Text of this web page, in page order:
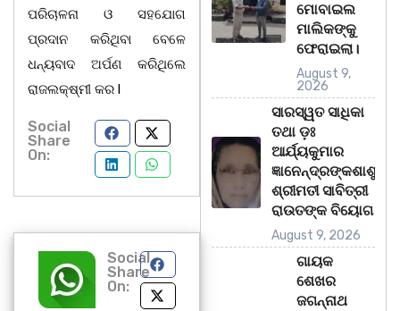
ପରିଚାଳନା ଓ ସହଯୋଗ
ପ୍ରଦାନ କରିଥିବା ବେଳେ
ଧନ୍ୟବାଦ ଅର୍ପଣ କରିଥିଲେ
ରାଜଲକ୍ଷ୍ମୀ କର l
Social
Share
On:
Social
Share
On:
ମୋବାଇଲ
ମାଲିକଙ୍କୁ
ଫେରାଇଲା।
August 9,
2026
ସାରସ୍ୱତ ସାଧିକା
ତଥା ଡ଼ଃ
ଆର୍ଯ୍ୟକୁମାର
ଜ୍ଞାନେନ୍ଦ୍ରଙ୍କଶାଶୁ
ଶ୍ରୀମତୀ ସାବିତ୍ରୀ
ରାଉତଙ୍କ ବିୟୋଗ
August 9, 2026
ଗାୟକ
ଶେଖର
ଜଗନ୍ନାଥ